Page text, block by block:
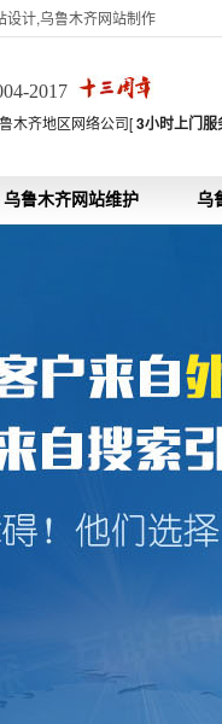
设计,乌鲁木齐网站制作
2017
木齐地区网络公司[3小时上门服
乌鲁木齐网站维护 乌